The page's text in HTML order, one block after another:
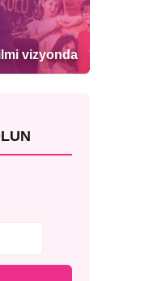
vizyonda